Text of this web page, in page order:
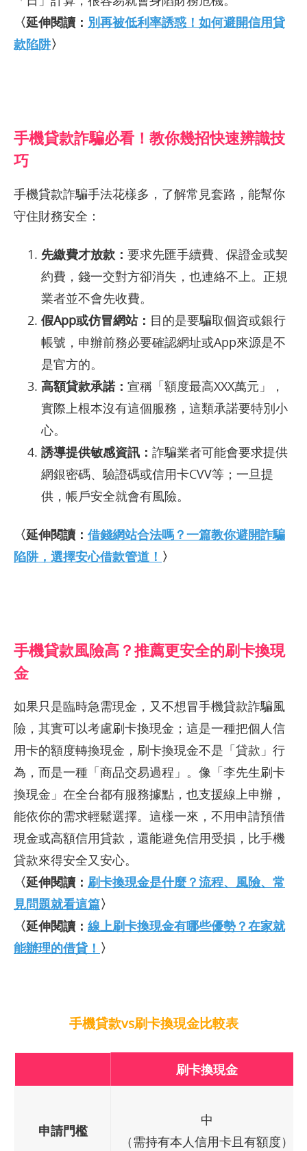
〈延伸閱讀： 別再被低利率誘惑！如何避開信用貸
款陷阱〉
手機貸款詐騙必看！教你幾招快速辨識技
巧
手機貸款詐騙手法花樣多，了解常見套路，能幫你
守住財務安全：
先繳費才放款： 要求先匯手續費、保證金或契
約費，錢一交對方卻消失，也連絡不上。正規
業者並不會先收費。
假App或仿冒網站： 目的是要騙取個資或銀行
帳號，申辦前務必要確認網址或App來源是不
是官方的。
高額貸款承諾： 宣稱「額度最高XXX萬元」，
實際上根本沒有這個服務，這類承諾要特別小
心。
誘導提供敏感資訊： 詐騙業者可能會要求提供
網銀密碼、驗證碼或信用卡CVV等；一旦提
供，帳戶安全就會有風險。
〈延伸閱讀： 借錢網站合法嗎？一篇教你避開詐騙
陷阱，選擇安心借款管道！ 〉
手機貸款風險高？推薦更安全的刷卡換現
金
如果只是臨時急需現金，又不想冒手機貸款詐騙風
險，其實可以考慮刷卡換現金；這是一種把個人信
用卡的額度轉換現金，刷卡換現金不是「貸款」行
為，而是一種「商品交易過程」。像「李先生刷卡
換現金」在全台都有服務據點，也支援線上申辦，
能依你的需求輕鬆選擇。這樣一來，不用申請預借
現金或高額信用貸款，還能避免信用受損，比手機
貸款來得安全又安心。
〈延伸閱讀： 刷卡換現金是什麼？流程、風險、常
見問題就看這篇〉
〈延伸閱讀： 線上刷卡換現金有哪些優勢？在家就
能辦理的借貸！ 〉
手機貸款vs刷卡換現金比較表
刷卡換現金
申請門檻
中
（需持有本人信用卡且有額度）